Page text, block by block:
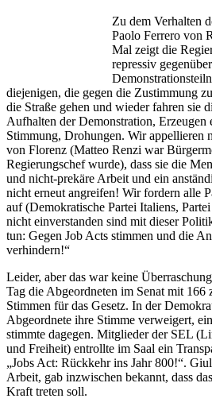
Zu dem Verhalten
Paolo Ferrero von
Mal zeigt die
repressiv
diejenigen, die gegen die Zustimmung
die Straße gehen und wieder fahren sie
Aufhalten der Demonstration, Erzeugen
Stimmung, Drohungen. Wir appellieren
von Florenz (Matteo Renzi war
Regierungschef wurde), dass sie die
und nicht-prekäre Arbeit und ein
nicht erneut angreifen! Wir fordern alle
auf (Demokratische Partei Italiens,
nicht einverstanden sind mit dieser
tun: Gegen Job Acts stimmen und die
verhindern!“
Leider, aber das war keine
Tag die Abgeordneten im Senat mit
Stimmen für das Gesetz. In der
Abgeordnete ihre Stimme verweigert,
stimmte dagegen. Mitglieder der SEL
und Freiheit) entrollte im Saal ein
„Jobs Act: Rückkehr ins Jahr 800!“.
Arbeit, gab inzwischen bekannt, dass
Kraft treten soll.